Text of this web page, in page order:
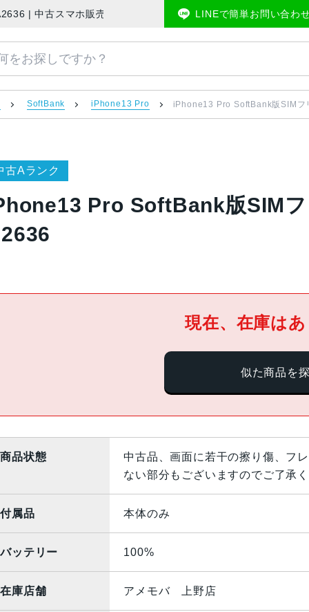
| 中古スマホ販売のアメモバマーケットLINEで簡単お問い合わ
SoftBank iPhone13 Pro iPhone13 Pro SoftBank版SIM
古Aランク
Pro SoftBank版SIM
現在、在庫は
似た商品を
商品状態
中古品、画面に若干の擦り傷、フ
ない部分もございますのでご了承
付属品 本体のみ
バッテリー 100%
在庫店舗 アメモバ 上野店